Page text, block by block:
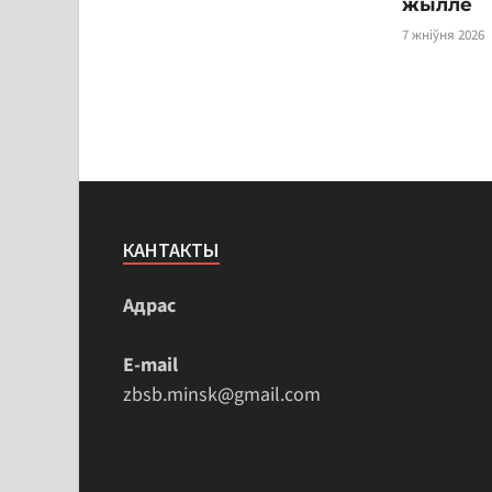
7 жніўня 2026
КАНТАКТЫ
Адрас
E-mail
zbsb.minsk@gmail.com